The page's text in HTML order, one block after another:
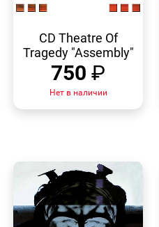
ПРОСМОТР
CD Theatre Of
Tragedy "Assembly"
750 ₽
Нет в наличии